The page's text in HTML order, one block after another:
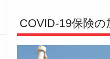
COVID-19保険